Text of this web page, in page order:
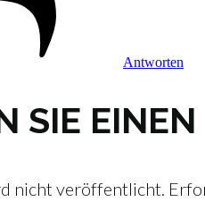
Antworten
SIE
nicht veröffentlicht.